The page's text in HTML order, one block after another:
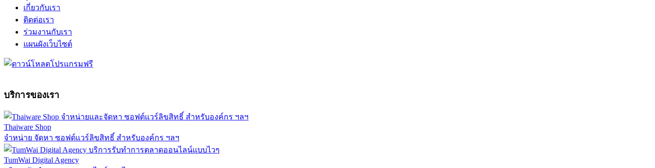
เกี่ยวกับเรา
ติดต่อเรา
ร่วมงานกับเรา
แผนผังเว็บไซต์
บริการของเรา
Thaiware Shop
จำหน่าย จัดหา ซอฟต์แวร์ลิขสิทธิ์ สำหรับองค์กร ฯลฯ
TumWai Digital Agency